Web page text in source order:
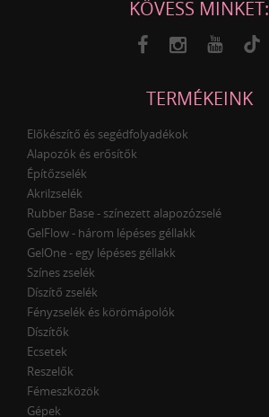
KÖVESS MINKET:
TERMÉKEINK
Előkészítő és segédfolyadékok
Alapozók és erősítők
Építőzselék
Akrilzselék
Rubber Base - színezett alapozózselé
GelFlow - három lépéses géllakk
GelOne - egy lépéses géllakk
Színes zselék
Díszítő zselék
Fényzselék és körömápolók
Díszítők
Ecsetek
Reszelők
Fémeszközök
Gépek